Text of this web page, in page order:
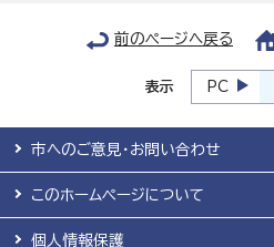
前のページへ戻る
表示 PC
市へのご意見・お問い合わせ
このホームページについて
個人情報保護